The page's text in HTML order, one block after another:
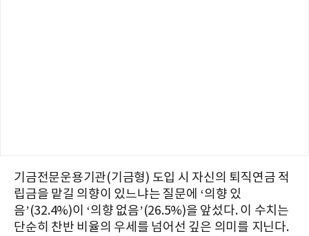
기금전문운용기관(기금형) 도입 시 자신의 퇴직연금 적
립금을 맡길 의향이 있느냐는 질문에 ‘의향 있
음’(32.4%)이 ‘의향 없음’(26.5%)을 앞섰다. 이 수치는
단순히 찬반 비율의 우세를 넘어선 깊은 의미를 지닌다.